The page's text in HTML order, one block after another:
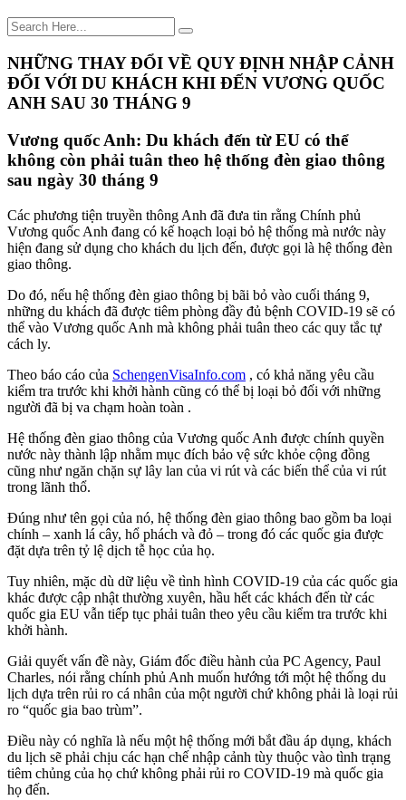
NHỮNG THAY ĐỔI VỀ QUY ĐỊNH NHẬP CẢNH
ĐỐI VỚI DU KHÁCH KHI ĐẾN VƯƠNG QUỐC
ANH SAU 30 THÁNG 9
Vương quốc Anh: Du khách đến từ EU có thể
không còn phải tuân theo hệ thống đèn giao thông
sau ngày 30 tháng 9
Các phương tiện truyền thông Anh đã đưa tin rằng Chính phủ
Vương quốc Anh đang có kế hoạch loại bỏ hệ thống mà nước này
hiện đang sử dụng cho khách du lịch đến, được gọi là hệ thống đèn
giao thông.
Do đó, nếu hệ thống đèn giao thông bị bãi bỏ vào cuối tháng 9,
những du khách đã được tiêm phòng đầy đủ bệnh COVID-19 sẽ có
thể vào Vương quốc Anh mà không phải tuân theo các quy tắc tự
cách ly.
Theo báo cáo của SchengenVisaInfo.com , có khả năng yêu cầu
kiểm tra trước khi khởi hành cũng có thể bị loại bỏ đối với những
người đã bị va chạm hoàn toàn .
Hệ thống đèn giao thông của Vương quốc Anh được chính quyền
nước này thành lập nhằm mục đích bảo vệ sức khỏe cộng đồng
cũng như ngăn chặn sự lây lan của vi rút và các biến thể của vi rút
trong lãnh thổ.
Đúng như tên gọi của nó, hệ thống đèn giao thông bao gồm ba loại
chính – xanh lá cây, hổ phách và đỏ – trong đó các quốc gia được
đặt dựa trên tỷ lệ dịch tễ học của họ.
Tuy nhiên, mặc dù dữ liệu về tình hình COVID-19 của các quốc gia
khác được cập nhật thường xuyên, hầu hết các khách đến từ các
quốc gia EU vẫn tiếp tục phải tuân theo yêu cầu kiểm tra trước khi
khởi hành.
Giải quyết vấn đề này, Giám đốc điều hành của PC Agency, Paul
Charles, nói rằng chính phủ Anh muốn hướng tới một hệ thống du
lịch dựa trên rủi ro cá nhân của một người chứ không phải là loại rủi
ro “quốc gia bao trùm”.
Điều này có nghĩa là nếu một hệ thống mới bắt đầu áp dụng, khách
du lịch sẽ phải chịu các hạn chế nhập cảnh tùy thuộc vào tình trạng
tiêm chủng của họ chứ không phải rủi ro COVID-19 mà quốc gia
họ đến.